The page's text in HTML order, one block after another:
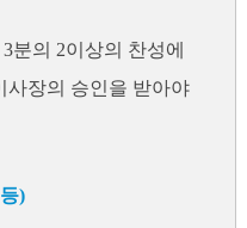
분의 2이상의 찬성에
사장의 승인을 받아야
)